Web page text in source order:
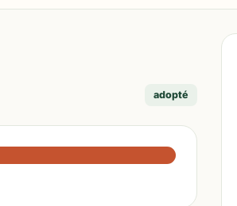
adopté